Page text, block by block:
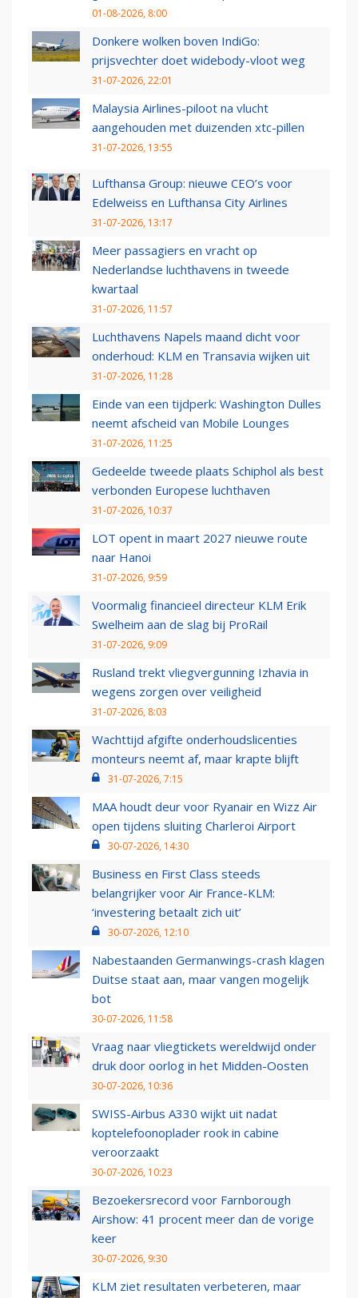
01-08-2026, 8:00
Donkere wolken boven IndiGo:
prijsvechter doet widebody-vloot weg
31-07-2026, 22:01
Malaysia Airlines-piloot na vlucht
aangehouden met duizenden xtc-pillen
31-07-2026, 13:55
Lufthansa Group: nieuwe CEO’s voor
Edelweiss en Lufthansa City Airlines
31-07-2026, 13:17
Meer passagiers en vracht op
Nederlandse luchthavens in tweede
kwartaal
31-07-2026, 11:57
Luchthavens Napels maand dicht voor
onderhoud: KLM en Transavia wijken uit
31-07-2026, 11:28
Einde van een tijdperk: Washington Dulles
neemt afscheid van Mobile Lounges
31-07-2026, 11:25
Gedeelde tweede plaats Schiphol als best
verbonden Europese luchthaven
31-07-2026, 10:37
LOT opent in maart 2027 nieuwe route
naar Hanoi
31-07-2026, 9:59
Voormalig financieel directeur KLM Erik
Swelheim aan de slag bij ProRail
31-07-2026, 9:09
Rusland trekt vliegvergunning Izhavia in
wegens zorgen over veiligheid
31-07-2026, 8:03
Wachttijd afgifte onderhoudslicenties
monteurs neemt af, maar krapte blijft
31-07-2026, 7:15
MAA houdt deur voor Ryanair en Wizz Air
open tijdens sluiting Charleroi Airport
30-07-2026, 14:30
Business en First Class steeds
belangrijker voor Air France-KLM:
‘investering betaalt zich uit’
30-07-2026, 12:10
Nabestaanden Germanwings-crash klagen
Duitse staat aan, maar vangen mogelijk
bot
30-07-2026, 11:58
Vraag naar vliegtickets wereldwijd onder
druk door oorlog in het Midden-Oosten
30-07-2026, 10:36
SWISS-Airbus A330 wijkt uit nadat
koptelefoonoplader rook in cabine
veroorzaakt
30-07-2026, 10:23
Bezoekersrecord voor Farnborough
Airshow: 41 procent meer dan de vorige
keer
30-07-2026, 9:30
KLM ziet resultaten verbeteren, maar